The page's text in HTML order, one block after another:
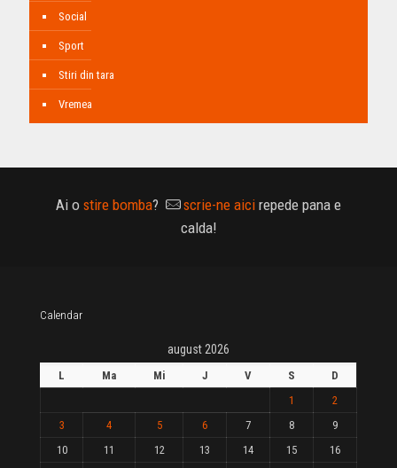
Social
Sport
Stiri din tara
Vremea
Ai o stire bomba? scrie-ne aici repede pana e
calda!
Calendar
august 2026
L Ma Mi J V S
D
1
2
3
4 5 6 7 8
9
10
11 12 13 14 15
16